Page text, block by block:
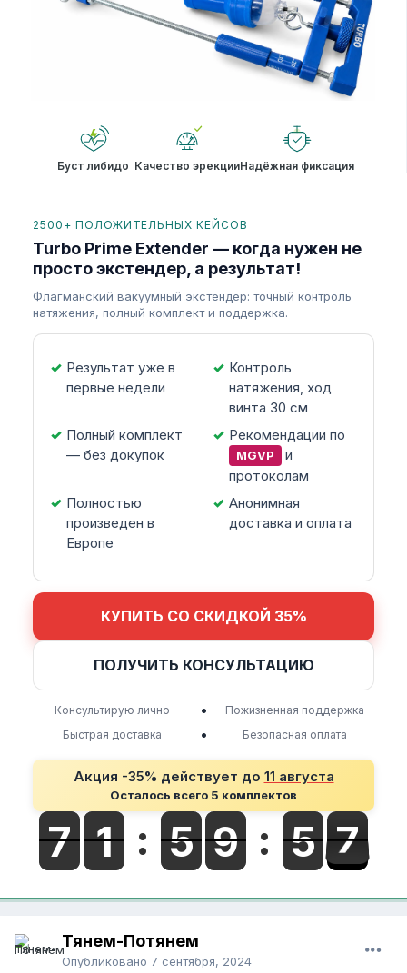
Буст либидо Качество эрекцииНадёжная фиксация
2500+ ПОЛОЖИТЕЛЬНЫХ КЕЙСОВ
Turbo Prime Extender — когда нужен не
просто экстендер, а результат!
Флагманский вакуумный экстендер: точный контроль
натяжения, полный комплект и поддержка.
Результат уже в
первые недели
Контроль
натяжения, ход
винта 30 см
Полный комплект
— без докупок
Рекомендации по
MGVP
и
протоколам
Полностью
произведен в
Европе
Анонимная
доставка и оплата
КУПИТЬ СО СКИДКОЙ 35%
ПОЛУЧИТЬ КОНСУЛЬТАЦИЮ
Консультирую лично •
Пожизненная поддержка
Быстрая доставка
• Безопасная оплата
Акция -35% действует до 11 августа
Осталось всего 5 комплектов
Тянем-Потянем
Опубликовано 7 сентября, 2024